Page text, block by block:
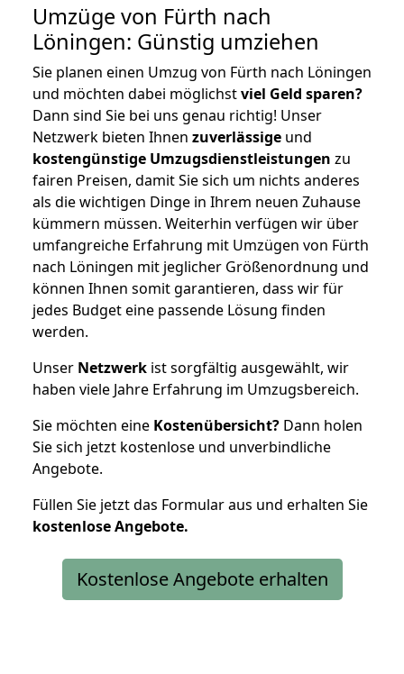
Umzüge von Fürth nach
Löningen: Günstig umziehen
Sie planen einen Umzug von Fürth nach Löningen
und möchten dabei möglichstviel Geld sparen?
Dann sind Sie bei uns genau richtig! Unser
Netzwerk bieten Ihnen zuverlässige und
kostengünstige Umzugsdienstleistungen zu
fairen Preisen, damit Sie sich um nichts anderes
als die wichtigen Dinge in Ihrem neuen Zuhause
kümmern müssen. Weiterhin verfügen wir über
umfangreiche Erfahrung mit Umzügen von Fürth
nach Löningen mit jeglicher Größenordnung und
können Ihnen somit garantieren, dass wir für
jedes Budget eine passende Lösung finden
werden.
Unser Netzwerk ist sorgfältig ausgewählt, wir
haben viele Jahre Erfahrung im Umzugsbereich.
Sie möchten eine Kostenübersicht? Dann holen
Sie sich jetzt kostenlose und unverbindliche
Angebote.
Füllen Sie jetzt das Formular aus und erhalten Sie
kostenloseAngebote.
Kostenlose Angebote erhalten